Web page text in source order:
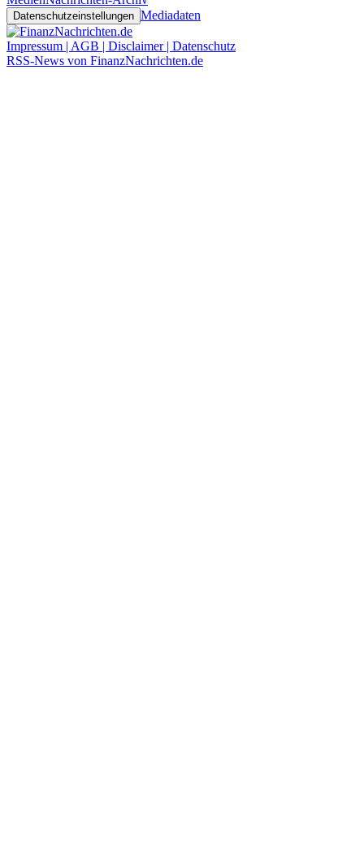
Datenschutzeinstellungen Mediadaten
Impressum | AGB | Disclaimer | Datenschutz
RSS-News von FinanzNachrichten.de